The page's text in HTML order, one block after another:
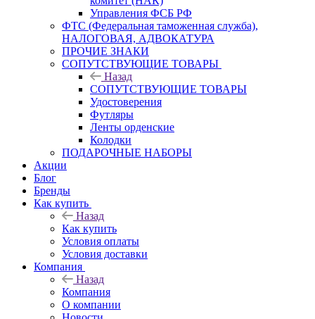
Управления ФСБ РФ
ФТС (Федеральная таможенная служба),
НАЛОГОВАЯ, АДВОКАТУРА
ПРОЧИЕ ЗНАКИ
СОПУТСТВУЮЩИЕ ТОВАРЫ
Назад
СОПУТСТВУЮЩИЕ ТОВАРЫ
Удостоверения
Футляры
Ленты орденские
Колодки
ПОДАРОЧНЫЕ НАБОРЫ
Акции
Блог
Бренды
Как купить
Назад
Как купить
Условия оплаты
Условия доставки
Компания
Назад
Компания
О компании